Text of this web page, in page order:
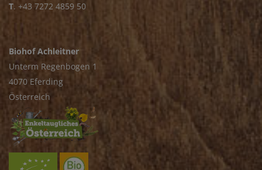
T. +43 7272 4859 50
Biohof Achleitner
Unterm Regenbogen 1
4070 Eferding
Österreich